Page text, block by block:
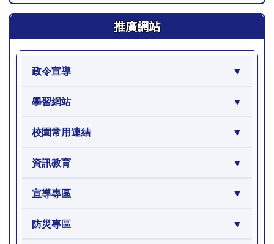
推廣網站
政令宣導
學習網站
校園常用連結
資訊教育
宣導專區
防災專區